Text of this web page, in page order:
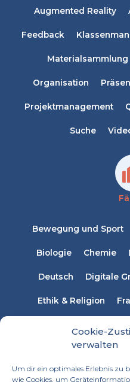
Cookie-
verwalten
Um dir ein optimales Erlebnis zu
wie Cookies, um
Augmented Reality
Feedback
Materialsammlung
Organisation
Projektmanagement
Suche
Bewegung und Sport
Biologie Chemie
Deutsch Digitale
Ethik & Religion
Musikerziehung
Russisch